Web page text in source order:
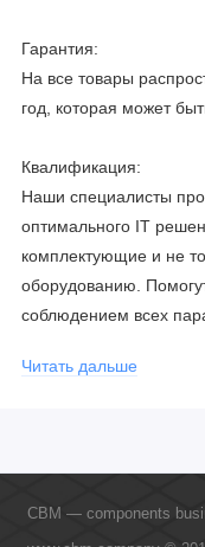
Гарантия:
На все товары
год, которая может
Квалификация:
Наши специалисты
оптимального IT
комплектующие и не
оборудованию.
соблюдением всех
обучение
Читать дальше
CBM — components